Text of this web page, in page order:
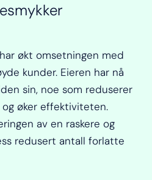
økt omsetningen med
kunder. Eieren har nå
sin, noe som reduserer
øker effektiviteten.
av en raskere og
redusert antall forlatte